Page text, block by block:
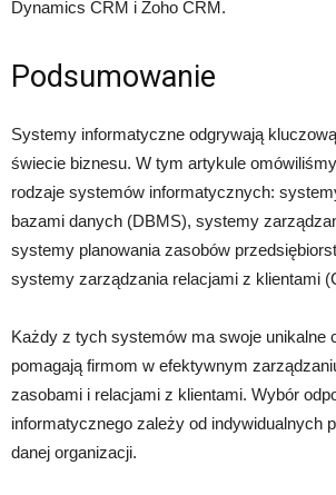
Dynamics CRM i Zoho CRM.
Podsumowanie
Systemy informatyczne odgrywają
świecie biznesu. W tym artykule
rodzaje systemów informatycznych:
bazami danych (DBMS), systemy
systemy planowania zasobów
systemy zarządzania relacjami z klientami
Każdy z tych systemów ma swoje unikalne
pomagają firmom w efektywnym
zasobami i relacjami z klientami. Wybór
informatycznego zależy od indywidualnych
danej organizacji.